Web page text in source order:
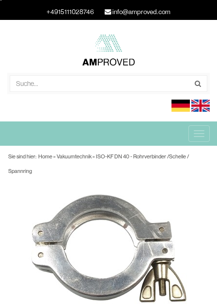
+4915111028746 info@amproved.com
Sie sind hier: Home» Vakuumtechnik» ISO-KF DN 40 - Rohrverbinder /Schelle /
Spannring